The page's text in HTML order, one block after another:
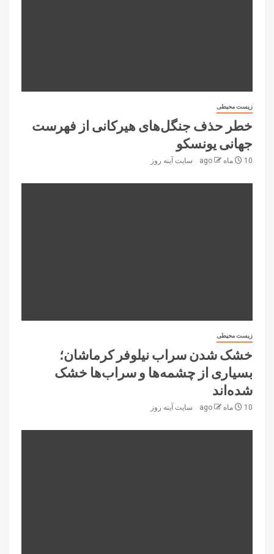
زیست محیطی
خطر حذف جنگل‌های هیرکانی از فهرست
جهانی یونسکو
10 ماه ago سایت آینه‌ روز
زیست محیطی
خشک شدن سراب نیلوفر کرماشان؛
بسیاری از چشمه‌ها و سراب‌ها خشک
شده‌اند
10 ماه ago سایت آینه‌ روز